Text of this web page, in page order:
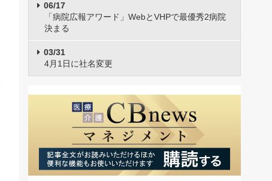
06/17
「病院広報アワード」WebとVHPで最優秀2病院
決まる
03/31
4月1日に社名変更